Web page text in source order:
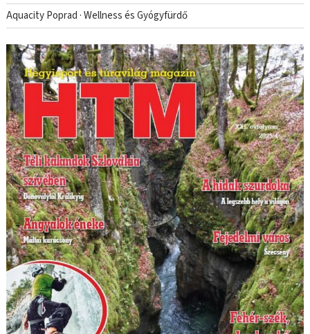
Aquacity Poprad · Wellness és Gyógyfürdő